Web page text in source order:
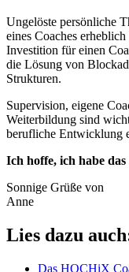
Ungelöste persönliche
eines Coaches
Investition für einen
die Lösung von
Strukturen.
Supervision, eigene
Weiterbildung sind
berufliche Entwicklung
Ich hoffe, ich habe
Sonnige Grüße von
Anne
Lies dazu
Das HOCHiX